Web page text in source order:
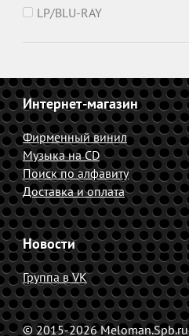
LP/BLU-RAY
Интернет-магазин
Фирменный винил
Музыка на CD
Поиск по алфавиту
Доставка и оплата
Новости
Группа в VK
© 2015-2026 Meloman.Spb.ru